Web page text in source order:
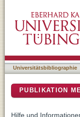
Sleep
Universitätsbibliographie
PUBLIKATION
Hilfe und